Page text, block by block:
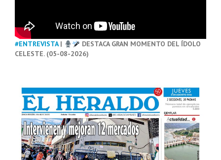
#ENTREVISTA|
DESTACA GRAN MOMENTO DEL ÍDOLO
CELESTE. (05-08-2026)